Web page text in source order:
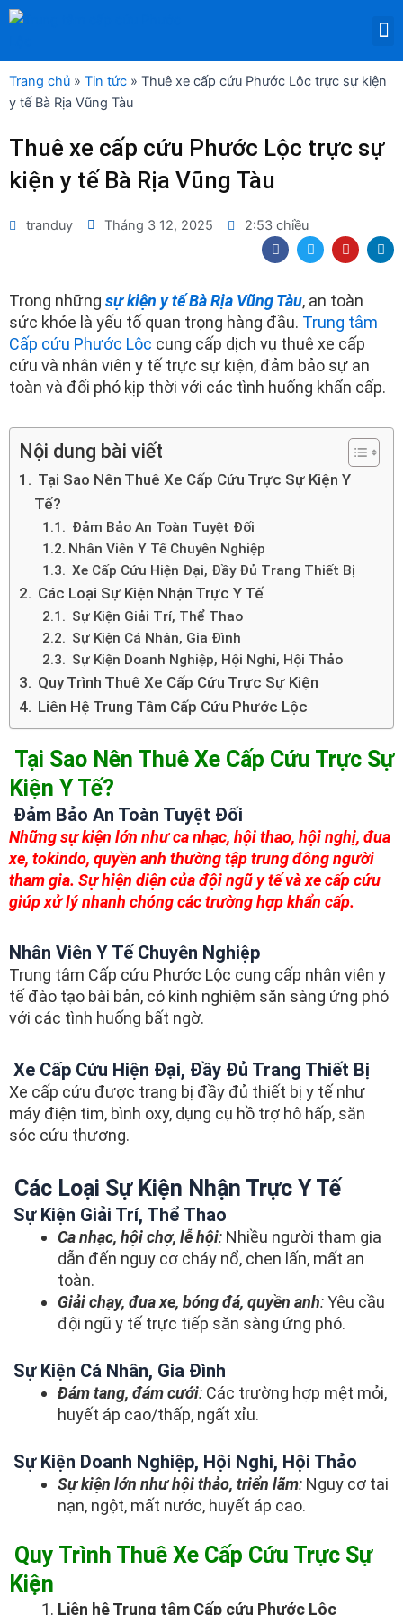
Nhảy
dung
Trang chủ » Tin tức » Thuê xe cấp cứu Phước Lộc trực sự kiện
y tế Bà Rịa Vũng Tàu
Thuê xe cấp cứu Phước Lộc trực sự
kiện y tế Bà Rịa Vũng Tàu
tranduy Tháng 3 12, 2025 2:53 chiều
F
a
c
b
o
o
k
T
w
i
t
e
r
Y
o
u
u
b
e
L
i
n
Trong những sự kiện y tế Bà Rịa Vũng Tàu, an toàn
sức khỏe là yếu tố quan trọng hàng đầu. Trung tâm
Cấp cứu Phước Lộc cung cấp dịch vụ thuê xe cấp
cứu và nhân viên y tế trực sự kiện, đảm bảo sự an
toàn và đối phó kịp thời với các tình huống khẩn cấp.
Nội dung bài viết
Tại Sao Nên Thuê Xe Cấp Cứu Trực Sự Kiện Y
Tế?
Đảm Bảo An Toàn Tuyệt Đối
Nhân Viên Y Tế Chuyên Nghiệp
Xe Cấp Cứu Hiện Đại, Đầy Đủ Trang Thiết Bị
Các Loại Sự Kiện Nhận Trực Y Tế
Sự Kiện Giải Trí, Thể Thao
Sự Kiện Cá Nhân, Gia Đình
Sự Kiện Doanh Nghiệp, Hội Nghi, Hội Thảo
Quy Trình Thuê Xe Cấp Cứu Trực Sự Kiện
Liên Hệ Trung Tâm Cấp Cứu Phước Lộc
Tại Sao Nên Thuê Xe Cấp Cứu Trực Sự
Kiện Y Tế?
Đảm Bảo An Toàn Tuyệt Đối
Những sự kiện lớn như ca nhạc, hội thao, hội nghị, đua
xe, tokindo, quyền anh thường tập trung đông người
tham gia. Sự hiện diện của đội ngũ y tế và xe cấp cứu
giúp xử lý nhanh chóng các trường hợp khẩn cấp.
Nhân Viên Y Tế Chuyên Nghiệp
Trung tâm Cấp cứu Phước Lộc cung cấp nhân viên y
tế đào tạo bài bản, có kinh nghiệm săn sàng ứng phó
với các tình huống bất ngờ.
Xe Cấp Cứu Hiện Đại, Đầy Đủ Trang Thiết Bị
Xe cấp cứu được trang bị đầy đủ thiết bị y tế như
máy điện tim, bình oxy, dụng cụ hồ trợ hô hấp, săn
sóc cứu thương.
Các Loại Sự Kiện Nhận Trực Y Tế
Sự Kiện Giải Trí, Thể Thao
Ca nhạc, hội chợ, lễ hội: Nhiều người tham gia
dẫn đến nguy cơ cháy nổ, chen lấn, mất an
toàn.
Giải chạy, đua xe, bóng đá, quyền anh:Yêu cầu
đội ngũ y tế trực tiếp săn sàng ứng phó.
Sự Kiện Cá Nhân, Gia Đình
Đám tang, đám cưới: Các trường hợp mệt mỏi,
huyết áp cao/thấp, ngất xỉu.
Sự Kiện Doanh Nghiệp, Hội Nghi, Hội Thảo
Sự kiện lớn như hội thảo, triển lãm: Nguy cơ tai
nạn, ngột, mất nước, huyết áp cao.
Quy Trình Thuê Xe Cấp Cứu Trực Sự
Kiện
Liên hệ Trung tâm Cấp cứu Phước Lộc